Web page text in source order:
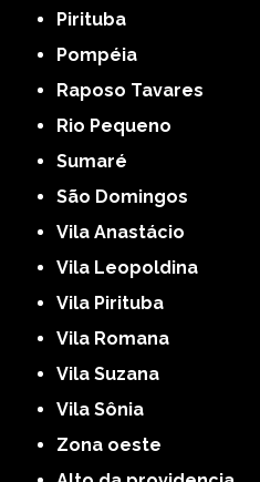
Pirituba
Pompéia
Raposo Tavares
Rio Pequeno
Sumaré
São Domingos
Vila Anastácio
Vila Leopoldina
Vila Pirituba
Vila Romana
Vila Suzana
Vila Sônia
Zona oeste